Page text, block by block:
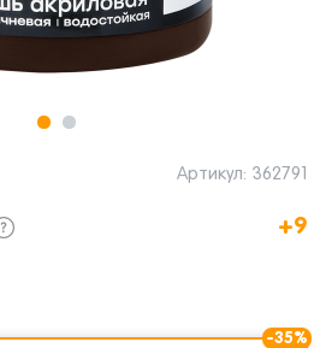
Артикул: 362791
+9
-35%